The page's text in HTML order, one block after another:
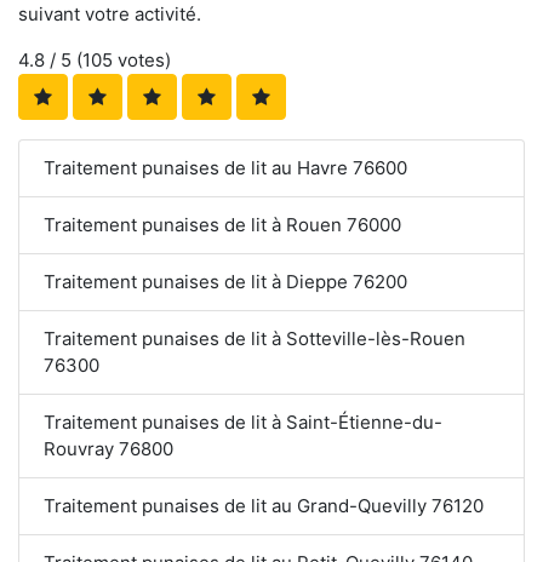
suivant votre activité.
4.8 / 5 (105 votes)
Traitement punaises de lit au Havre 76600
Traitement punaises de lit à Rouen 76000
Traitement punaises de lit à Dieppe 76200
Traitement punaises de lit à Sotteville-lès-Rouen
76300
Traitement punaises de lit à Saint-Étienne-du-
Rouvray 76800
Traitement punaises de lit au Grand-Quevilly 76120